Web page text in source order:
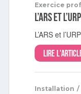
Exercice
L’ARS et
L’ARS et
Lire
Installation /